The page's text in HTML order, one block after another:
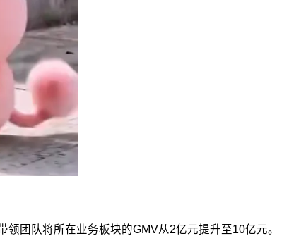
团队将所在业务板块的GMV从2亿元提升至10亿元。